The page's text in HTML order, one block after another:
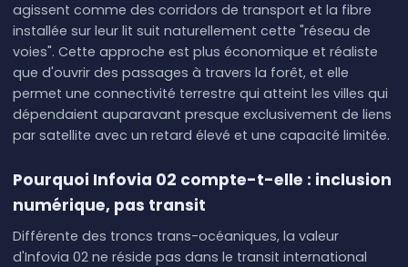
agissent comme des corridors de transport et la fibre
installée sur leur lit suit naturellement cette "réseau de
voies". Cette approche est plus économique et réaliste
que d'ouvrir des passages à travers la forêt, et elle
permet une connectivité terrestre qui atteint les villes qui
dépendaient auparavant presque exclusivement de liens
par satellite avec un retard élevé et une capacité limitée.
Pourquoi Infovia 02 compte-t-elle : inclusion
numérique, pas transit
Différente des troncs trans-océaniques, la valeur
d'Infovia 02 ne réside pas dans le transit international